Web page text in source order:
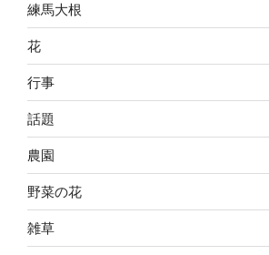
練馬大根
花
行事
話題
農園
野菜の花
雑草